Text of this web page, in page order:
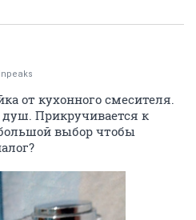
от кухонного смесителя.
Прикручивается к
выбор чтобы